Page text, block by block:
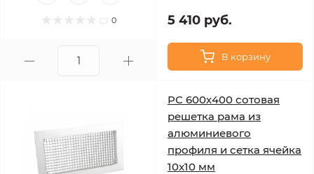
0 5 410 руб.
В корзину
РС 600х400 сотовая
решетка рама из
алюминиевого
профиля и сетка ячейка
10x10 мм